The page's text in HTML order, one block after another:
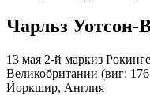
Чарльз Уотсон-
13 мая 2-й маркиз
Великобритании (виг:
Йоркшир, Англия